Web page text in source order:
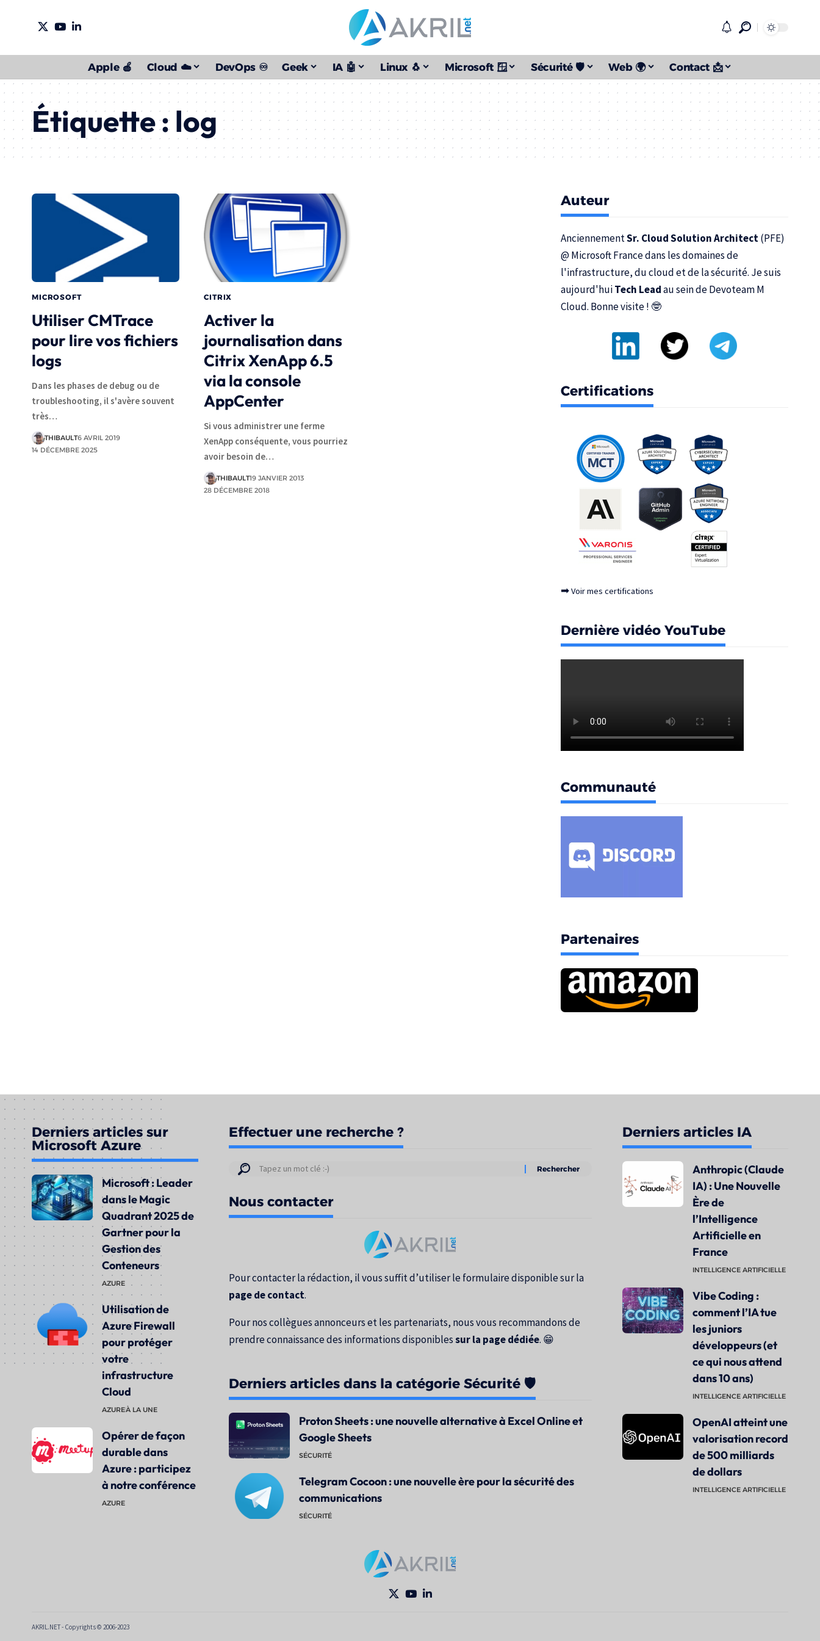
Apple 🍎 Cloud ☁️ DevOps ♾️ Geek IA 🤖 Linux 🐧 Microsoft 🪟 Sécurité 🛡️ Web 🌍 Contact 📩
Étiquette :log
MICROSOFT
Utiliser CMTrace
pour lire vos fichiers
logs
Dans les phases de debug ou de
troubleshooting, il s'avère souvent
très…
THIBAULT6 AVRIL 2019
14 DÉCEMBRE 2025
CITRIX
Activer la
journalisation dans
Citrix XenApp 6.5
via la console
AppCenter
Si vous administrer une ferme
XenApp conséquente, vous pourriez
avoir besoin de…
THIBAULT19 JANVIER 2013
28 DÉCEMBRE 2018
Auteur
AnciennementSr. Cloud Solution Architect(PFE)
@ Microsoft Francedans les domaines de
l'infrastructure, du cloud et de la sécurité. Je suis
aujourd'huiTech Leadau sein deDevoteam M
Cloud. Bonne visite ! 🤓
Certifications
➡Voir mes certifications
Dernière vidéo YouTube
Communauté
Partenaires
Derniers articles sur
Microsoft Azure
Microsoft : Leader
dans le Magic
Quadrant 2025 de
Gartner pour la
Gestion des
Conteneurs
AZURE
Utilisation de
Azure Firewall
pour protéger
votre
infrastructure
Cloud
AZUREÀ LA UNE
Opérer de façon
durable dans
Azure : participez
à notre conférence
AZURE
Effectuer une recherche ?
Résultats
votre
recherche
Nous contacter
Pour contacter la rédaction, il vous suffit d’utiliser le formulaire disponible sur la
page de contact.
Pour nos collègues annonceurs et les partenariats, nous vous recommandons de
prendre connaissance des informations disponiblessur la page dédiée. 😁
Derniers articles dans la catégorie Sécurité 🛡️
Proton Sheets : une nouvelle alternative à Excel Online et
Google Sheets
SÉCURITÉ
Telegram Cocoon : une nouvelle ère pour la sécurité des
communications
SÉCURITÉ
Derniers articles IA
Anthropic (Claude
IA) : Une Nouvelle
Ère de
l’Intelligence
Artificielle en
France
INTELLIGENCE ARTIFICIELLE
Vibe Coding :
comment l’IA tue
les juniors
développeurs (et
ce qui nous attend
dans 10 ans)
INTELLIGENCE ARTIFICIELLE
OpenAI atteint une
valorisation record
de 500 milliards
de dollars
INTELLIGENCE ARTIFICIELLE
AKRIL.NET - Copyrights © 2006-2023